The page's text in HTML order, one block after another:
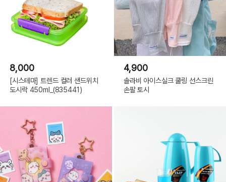
8,000
[시스테마] 트렌드 컬러 샌드위치
도시락 450ml_(835441)
4,900
솔라비 아이스실크 쿨링 선스크린
손팔 토시